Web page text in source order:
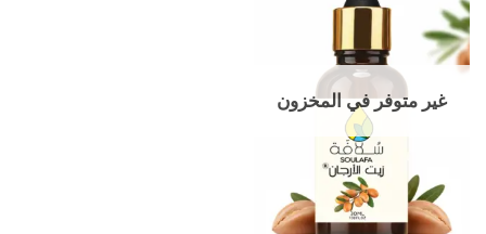
غير متوفر في المخزون